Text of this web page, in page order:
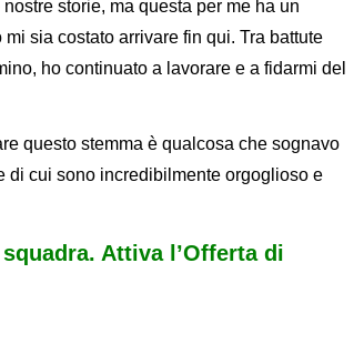
storie, ma questa per me ha un
sia costato arrivare fin qui. Tra battute
ho continuato a lavorare e a fidarmi del
questo stemma è qualcosa che sognavo
di cui sono incredibilmente orgoglioso e
Attiva l’Offerta di